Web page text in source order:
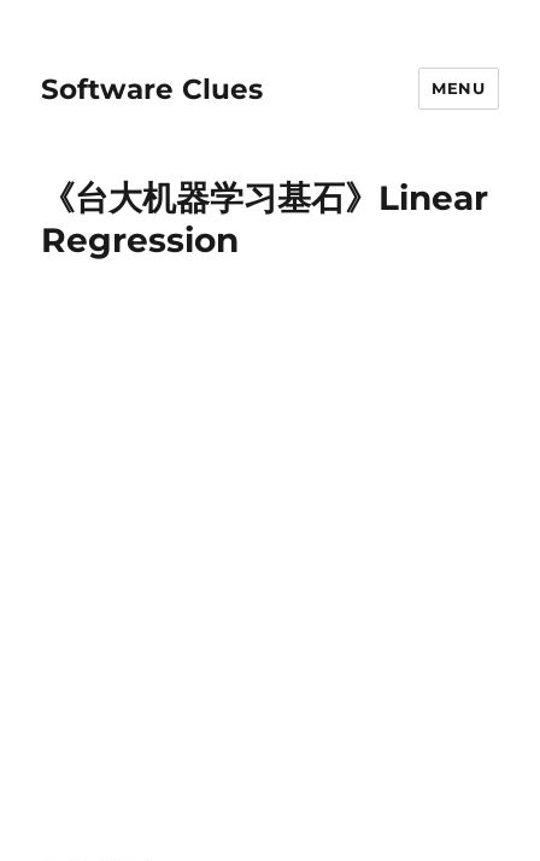
Software Clues MENU
《台大机器学习基石》Linear
Regression